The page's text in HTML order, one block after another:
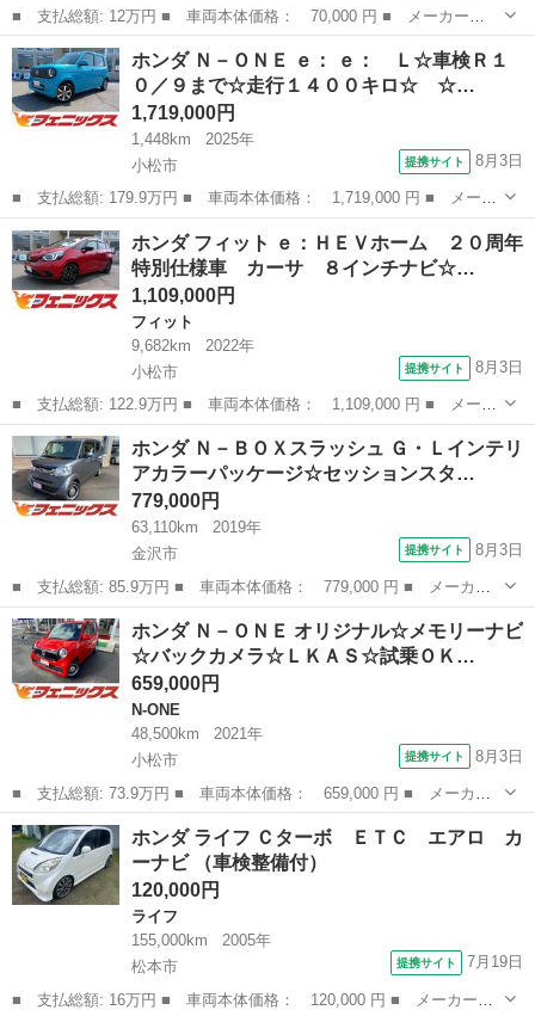
■ 支払総額: 12万円 ■ 車両本体価格： 70,000 円 ■ メーカー
名： ホンダ ■ 車種名： バモス ■ グレード名： Ｍターボ ４
ＷＤターボ エンジンスターター ＥＴＣ 下取現状車 乗って帰れ
ます。 ■ 排気量...
長野 塩尻市 バモス
ホンダ Ｎ－ＯＮＥ ｅ： ｅ： Ｌ☆車検Ｒ１
０／９まで☆走行１４００キロ☆ ☆…
1,719,000円
1,448km
2025年
小松市
提携サイト 8月3日
■ 支払総額: 179.9万円 ■ 車両本体価格： 1,719,000 円 ■ メーカ
ー名： ホンダ ■ 車種名： Ｎ－ＯＮＥ ｅ： ■ グレード名：
ｅ： Ｌ☆車検Ｒ１０／９まで☆走行１４００キロ☆ ☆９インチホ
ンダコネ...
石川 小松市 ホンダ
ホンダ フィット ｅ：ＨＥＶホーム ２０周年
特別仕様車 カーサ ８インチナビ☆…
1,109,000円
フィット
9,682km
2022年
小松市
提携サイト 8月3日
■ 支払総額: 122.9万円 ■ 車両本体価格： 1,109,000 円 ■ メーカ
ー名： ホンダ ■ 車種名： フィット ■ グレード名： ｅ：ＨＥ
Ｖホーム ２０周年特別仕様車 カーサ ８インチナビ☆Ｂｌｕｅｔ
ｏｏｔｈ...
石川 小松市 フィット
ホンダ Ｎ－ＢＯＸスラッシュ Ｇ・Ｌインテリ
アカラーパッケージ☆セッションスタ…
779,000円
63,110km
2019年
金沢市
提携サイト 8月3日
■ 支払総額: 85.9万円 ■ 車両本体価格： 779,000 円 ■ メーカー
名： ホンダ ■ 車種名： Ｎ－ＢＯＸスラッシュ ■ グレード
名： Ｇ・Ｌインテリアカラーパッケージ☆セッションスタイル☆
☆センションスタ...
石川 金沢市 ホンダ
ホンダ Ｎ－ＯＮＥ オリジナル☆メモリーナビ
☆バックカメラ☆ＬＫＡＳ☆試乗ＯＫ…
659,000円
N-ONE
48,500km
2021年
小松市
提携サイト 8月3日
■ 支払総額: 73.9万円 ■ 車両本体価格： 659,000 円 ■ メーカー
名： ホンダ ■ 車種名： Ｎ－ＯＮＥ ■ グレード名： オリジナ
ル☆メモリーナビ☆バックカメラ☆ＬＫＡＳ☆試乗ＯＫ☆ 純正８イ
ンチメモリー...
石川 小松市 N-ONE
ホンダ ライフ Ｃターボ ＥＴＣ エアロ カ
ーナビ （車検整備付）
120,000円
ライフ
155,000km
2005年
松本市
提携サイト 7月19日
■ 支払総額: 16万円 ■ 車両本体価格： 120,000 円 ■ メーカー